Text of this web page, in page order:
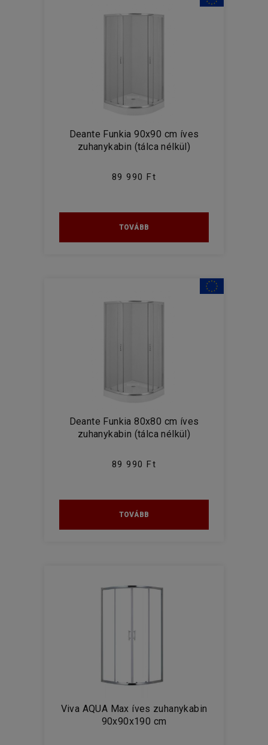
Deante Funkia 90x90 cm íves
zuhanykabin (tálca nélkül)
89 990 Ft
TOVÁBB
Deante Funkia 80x80 cm íves
zuhanykabin (tálca nélkül)
89 990 Ft
TOVÁBB
Viva AQUA Max íves zuhanykabin
90x90x190 cm